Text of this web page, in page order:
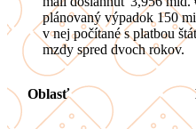
plánovaný výpadok 150
v nej počítané s platbou
mzdy spred dvoch rokov.
Oblasť